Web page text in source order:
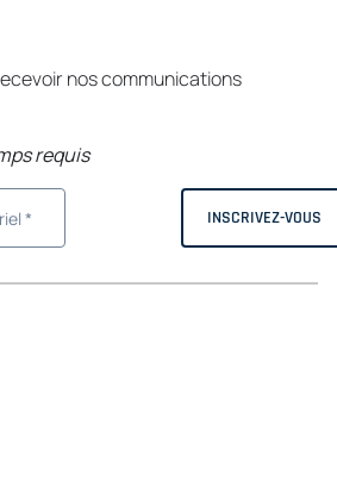
nos communications
requis